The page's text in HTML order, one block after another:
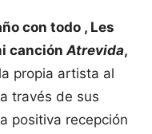
con todo , Les
canciónAtrevida,
propia artista al
través de sus
positiva recepción